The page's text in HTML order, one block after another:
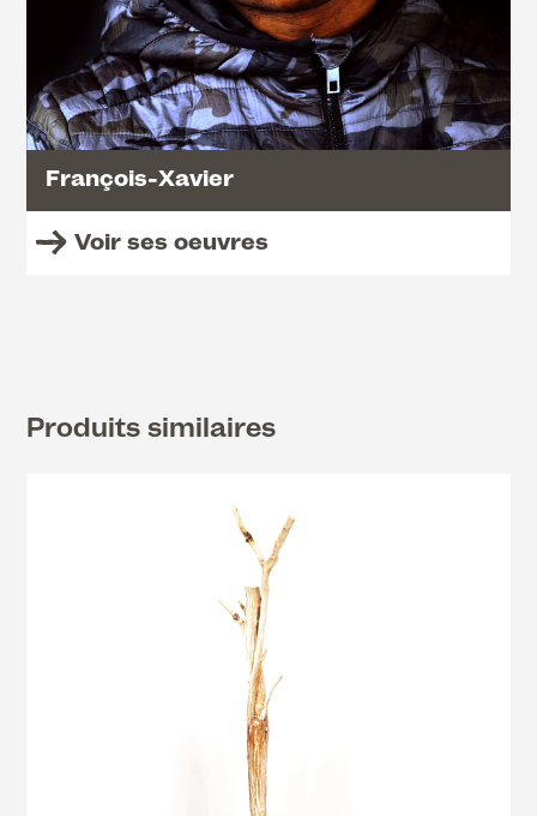
François-Xavier
Voir ses oeuvres
Produits similaires